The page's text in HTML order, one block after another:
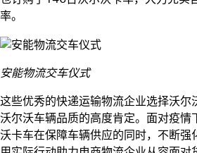
率。
安能物流交车仪式
这些优秀的快递运输物流企业选择沃尔
沃尔沃车辆品质的高度肯定。面对疫情
沃卡车在保障车辆供应的同时，不断强